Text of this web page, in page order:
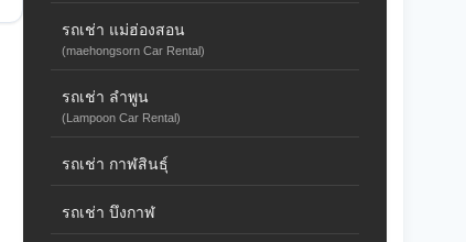
รถเช่า แม่ฮ่องสอน
(maehongsorn Car Rental)
รถเช่า ลำพูน
(Lampoon Car Rental)
รถเช่า กาฬสินธุ์
รถเช่า บึงกาฬ